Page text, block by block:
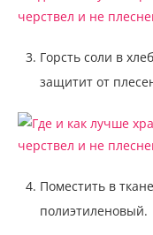
Горсть соли в
защитит от
Поместить в
полиэтиленовый.